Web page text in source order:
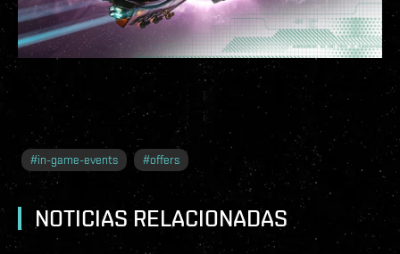
#in-game-events #offers
NOTICIAS RELACIONADAS